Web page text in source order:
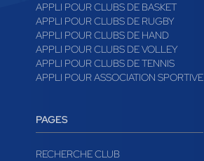
APPLI POUR CLUBS DE BASKET
APPLI POUR CLUBS DE RUGBY
APPLI POUR CLUBS DE HAND
APPLI POUR CLUBS DE VOLLEY
APPLI POUR CLUBS DE TENNIS
APPLI POUR ASSOCIATION SPORTIVE
PAGES
RECHERCHE CLUB